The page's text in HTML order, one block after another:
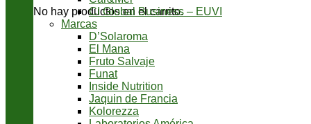
No hay productos en el carrito.
CI Global Business – EUVI
Marcas
D’Solaroma
El Mana
Fruto Salvaje
Funat
Inside Nutrition
Jaquin de Francia
Kolorezza